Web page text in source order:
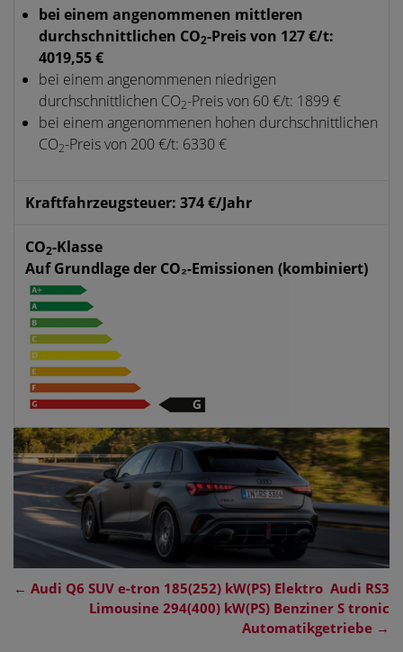
bei einem angenommenen mittleren
durchschnittlichen CO2-Preis von 127 €/t:
4019,55 €
bei einem angenommenen niedrigen
durchschnittlichen CO2-Preis von 60 €/t: 1899 €
bei einem angenommenen hohen durchschnittlichen
CO2-Preis von 200 €/t: 6330 €
Kraftfahrzeugsteuer: 374 €/Jahr
CO2-Klasse
Auf Grundlage der CO₂-Emissionen (kombiniert)
← Audi Q6 SUV e-tron 185(252) kW(PS) Elektro Audi RS3
Limousine 294(400) kW(PS) Benziner S tronic
Automatikgetriebe →